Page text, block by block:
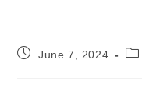
June 7, 2024